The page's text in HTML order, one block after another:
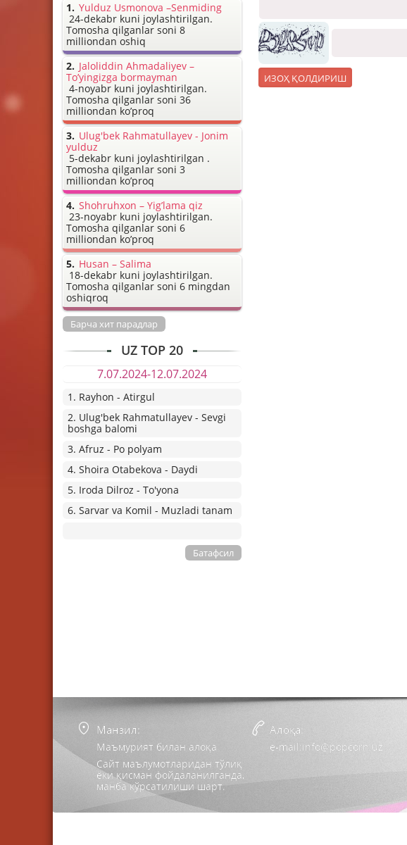
Yulduz Usmonova –Senmiding
24-dekabr kuni joylashtirilgan.
Tomosha qilganlar soni 8
milliondan oshiq
Jaloliddin Ahmadaliyev –
To’yingizga bormayman
4-noyabr kuni joylashtirilgan.
Tomosha qilganlar soni 36
milliondan ko’proq
Ulug'bek Rahmatullayev - Jonim
yulduz
5-dekabr kuni joylashtirilgan .
Tomosha qilganlar soni 3
milliondan ko’proq
Shohruhxon – Yig’lama qiz
23-noyabr kuni joylashtirilgan.
Tomosha qilganlar soni 6
milliondan ko’proq
Husan – Salima
18-dekabr kuni joylashtirilgan.
Tomosha qilganlar soni 6 mingdan
oshiqroq
Барча хит парадлар
UZ TOP 20
7.07.2024-12.07.2024
1. Rayhon - Atirgul
2. Ulug'bek Rahmatullayev - Sevgi
boshga balomi
3. Afruz - Po polyam
4. Shoira Otabekova - Daydi
5. Iroda Dilroz - To'yona
6. Sarvar va Komil - Muzladi tanam
Батафсил
Манзил:
Маъмурият билан алоқа
Сайт маълумотларидан тўлиқ
ёки қисман фойдаланилганда,
манба кўрсатилиши шарт.
Алоқа:
e-mail:info@popcorn.uz